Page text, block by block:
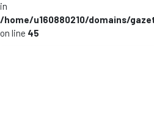
in
/home/u160880210/domains/
on line 45